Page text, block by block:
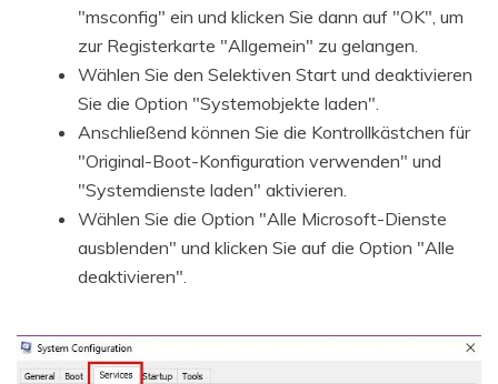
"msconfig" ein und klicken Sie dann auf "OK", um
zur Registerkarte "Allgemein" zu gelangen.
Wählen Sie den Selektiven Start und deaktivieren
Sie die Option "Systemobjekte laden".
Anschließend können Sie die Kontrollkästchen für
"Original-Boot-Konfiguration verwenden" und
"Systemdienste laden" aktivieren.
Wählen Sie die Option "Alle Microsoft-Dienste
ausblenden" und klicken Sie auf die Option "Alle
deaktivieren".